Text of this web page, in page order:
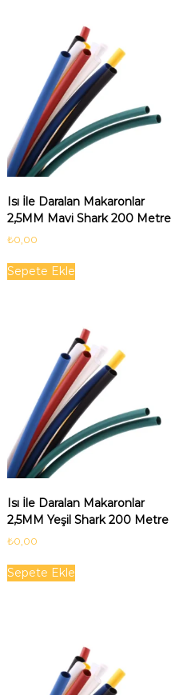
Isı İle Daralan Makaronlar
2,5MM Mavi Shark 200 Metre
₺0,00
Sepete Ekle
Isı İle Daralan Makaronlar
2,5MM Yeşil Shark 200 Metre
₺0,00
Sepete Ekle